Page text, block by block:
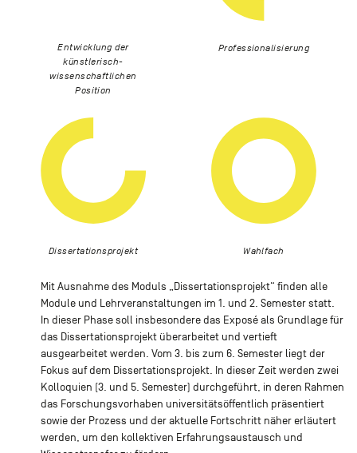
Entwicklung der
künstlerisch-
wissenschaftlichen
Position
Professionalisierung
Dissertationsprojekt Wahlfach
Mit Ausnahme des Moduls „Dissertationsprojekt“ finden alle
Module und Lehrveranstaltungen im 1. und 2. Semester statt.
In dieser Phase soll insbesondere das Exposé als Grundlage für
das Dissertationsprojekt überarbeitet und vertieft
ausgearbeitet werden. Vom 3. bis zum 6. Semester liegt der
Fokus auf dem Dissertationsprojekt. In dieser Zeit werden zwei
Kolloquien (3. und 5. Semester) durchgeführt, in deren Rahmen
das Forschungsvorhaben universitätsöffentlich präsentiert
sowie der Prozess und der aktuelle Fortschritt näher erläutert
werden, um den kollektiven Erfahrungsaustausch und